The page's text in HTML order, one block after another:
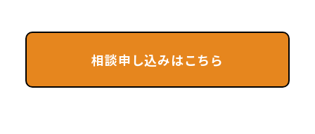
相談申し込みはこちら